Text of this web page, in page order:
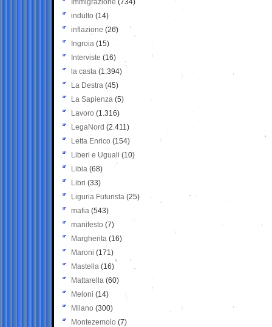
Immigrazione (734)
indulto (14)
inflazione (26)
Ingroia (15)
Interviste (16)
la casta (1.394)
La Destra (45)
La Sapienza (5)
Lavoro (1.316)
LegaNord (2.411)
Letta Enrico (154)
Liberi e Uguali (10)
Libia (68)
Libri (33)
Liguria Futurista (25)
mafia (543)
manifesto (7)
Margherita (16)
Maroni (171)
Mastella (16)
Mattarella (60)
Meloni (14)
Milano (300)
Montezemolo (7)